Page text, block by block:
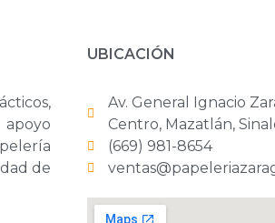
de
UBICACIÓN
Av. General Ignacio
Centro, Mazatlán,
(669) 981-8654